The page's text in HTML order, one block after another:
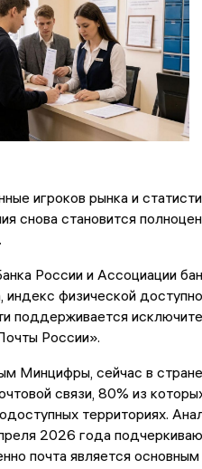
игроков рынка и
снова становится
России и Ассоциации
физической
поддерживается
России».
Минцифры, сейчас в
связи, 80% из
территориях.
2026 года
почта является